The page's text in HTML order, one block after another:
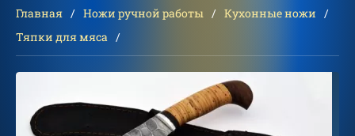
Главная Ножи ручной работы
Кухонные ножи
Тяпки для мяса